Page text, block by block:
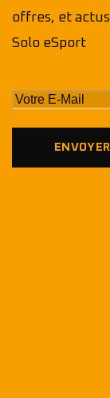
offres, et actus
Solo eSport